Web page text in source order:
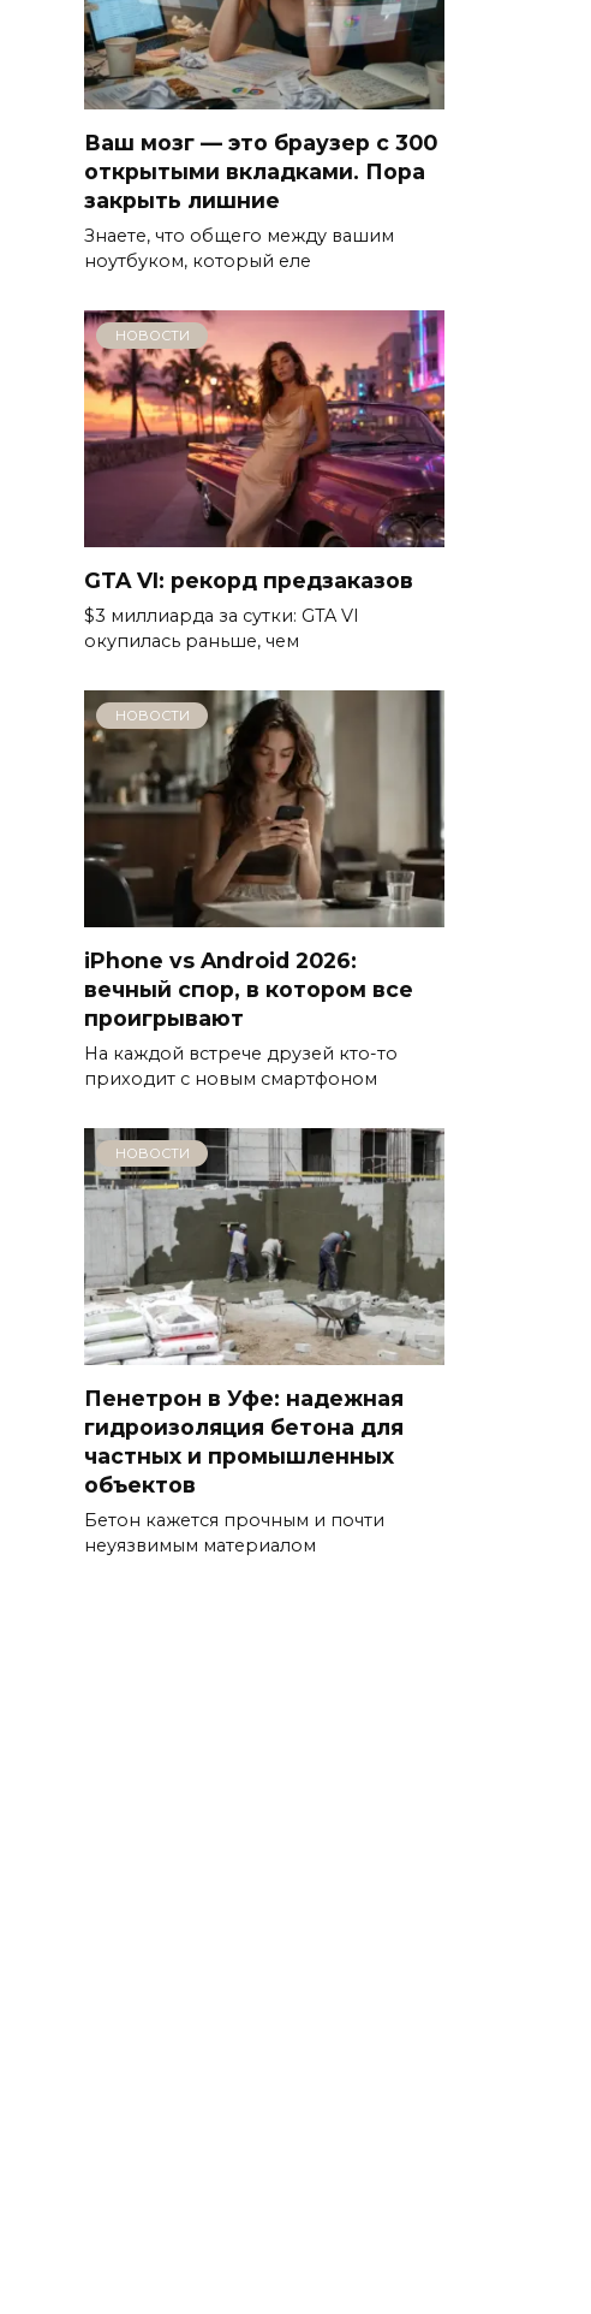
Ваш мозг — это браузер с 300
открытыми вкладками. Пора
закрыть лишние
Знаете, что общего между вашим
ноутбуком, который еле
НОВОСТИ
GTA VI: рекорд предзаказов
$3 миллиарда за сутки: GTA VI
окупилась раньше, чем
НОВОСТИ
iPhone vs Android 2026:
вечный спор, в котором все
проигрывают
На каждой встрече друзей кто-то
приходит с новым смартфоном
НОВОСТИ
Пенетрон в Уфе: надежная
гидроизоляция бетона для
частных и промышленных
объектов
Бетон кажется прочным и почти
неуязвимым материалом